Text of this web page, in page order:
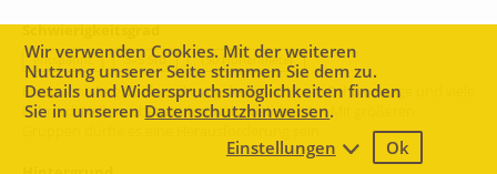
2 km
Mapboxcontributors,
Schwierigkeitsgrad
entspannt 3–5 Std 150 Höhenmeter
Entspannt. Es gibt überall gut gekennzeichnete Fahrradwege und viele
Fahrradstraßen, aber auch dort ist viel Verkehr. Mit größeren
Wir verwenden Cookies. Mit der weiteren
Nutzung unserer Seite stimmen Sie dem zu.
Details und Widerspruchsmöglichkeiten finden
Sie in unseren Datenschutzhinweisen.
Einstellungen
Ok